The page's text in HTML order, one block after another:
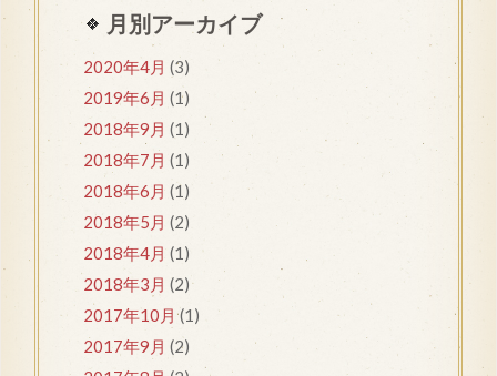
月別アーカイブ
2020年4月 (3)
2019年6月 (1)
2018年9月 (1)
2018年7月 (1)
2018年6月 (1)
2018年5月 (2)
2018年4月 (1)
2018年3月 (2)
2017年10月 (1)
2017年9月 (2)